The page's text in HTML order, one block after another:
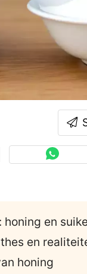
en
en
honing